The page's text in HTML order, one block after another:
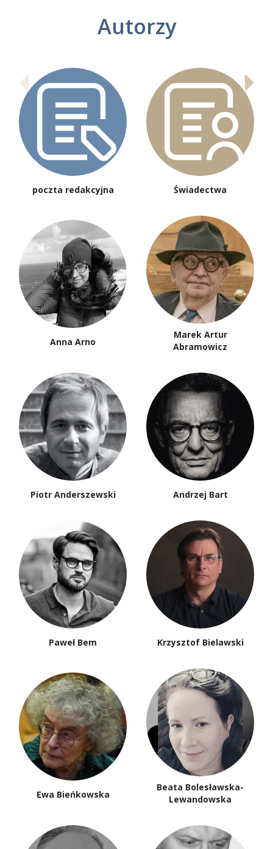
Autorzy
poczta redakcyjna Świadectwa
Anna Arno
Marek Artur
Abramowicz
Piotr Anderszewski Andrzej Bart
Paweł Bem Krzysztof Bielawski
Ewa Bieńkowska
Beata Bolesławska-
Lewandowska